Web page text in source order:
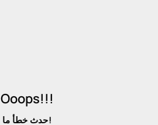
Ooops!!!
حدث خطأ ما!